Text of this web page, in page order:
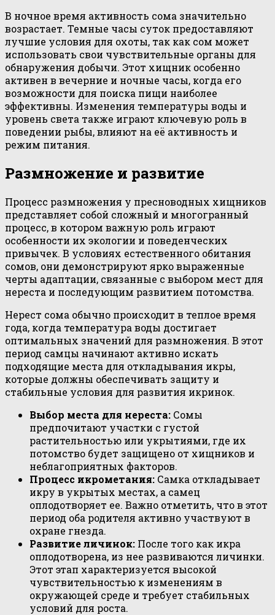
В ночное время активность сома значительно
возрастает. Темные часы суток предоставляют
лучшие условия для охоты, так как сом может
использовать свои чувствительные органы для
обнаружения добычи. Этот хищник особенно
активен в вечерние и ночные часы, когда его
возможности для поиска пищи наиболее
эффективны. Изменения температуры воды и
уровень света также играют ключевую роль в
поведении рыбы, влияют на её активность и
режим питания.
Размножение и развитие
Процесс размножения у пресноводных хищников
представляет собой сложный и многогранный
процесс, в котором важную роль играют
особенности их экологии и поведенческих
привычек. В условиях естественного обитания
сомов, они демонстрируют ярко выраженные
черты адаптации, связанные с выбором мест для
нереста и последующим развитием потомства.
Нерест сома обычно происходит в теплое время
года, когда температура воды достигает
оптимальных значений для размножения. В этот
период самцы начинают активно искать
подходящие места для откладывания икры,
которые должны обеспечивать защиту и
стабильные условия для развития икринок.
Выбор места для нереста: Сомы
предпочитают участки с густой
растительностью или укрытиями, где их
потомство будет защищено от хищников и
неблагоприятных факторов.
Процесс икрометания: Самка откладывает
икру в укрытых местах, а самец
оплодотворяет ее. Важно отметить, что в этот
период оба родителя активно участвуют в
охране гнезда.
Развитие личинок: После того как икра
оплодотворена, из нее развиваются личинки.
Этот этап характеризуется высокой
чувствительностью к изменениям в
окружающей среде и требует стабильных
условий для роста.